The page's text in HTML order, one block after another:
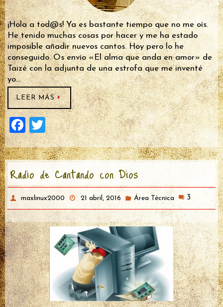
¡Hola a tod@s! Ya es bastante tiempo que no me oís.
He tenido muchas cosas por hacer y me ha estado
imposible añadir nuevos cantos. Hoy pero lo he
conseguido. Os envío «El alma que anda en amor» de
Taizé con la adjunta de una estrofa que me inventé
yo…
LEER MÁS
F
a
ce
b
o
o
k
T
wi
tt
er
Radio de Cantando con Dios
maxlinux2000 21 abril, 2016 Área Técnica 3